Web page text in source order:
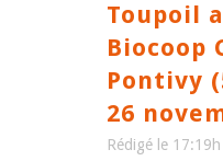
Toupoil
Biocoop
Pontivy
26
Rédigé le 17:19h